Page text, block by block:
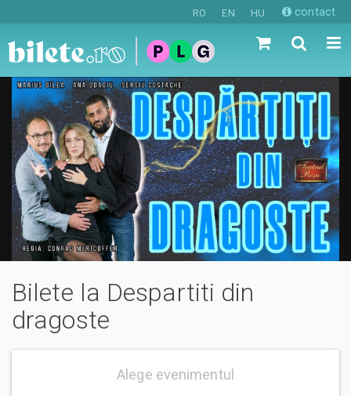
RO EN HU contact
Bilete la Despartiti din
dragoste
Alege evenimentul